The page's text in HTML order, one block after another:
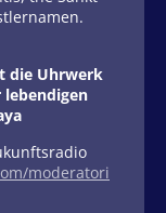
die Uhrwerk
moderatori